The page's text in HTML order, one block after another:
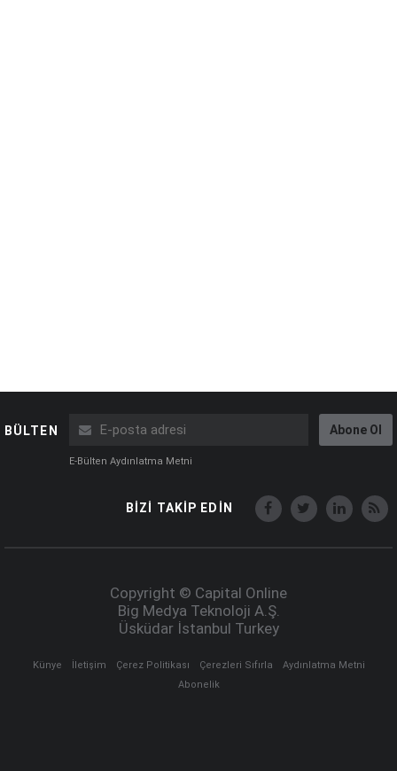
BÜLTEN Abone Ol
E-Bülten Aydınlatma Metni
BİZİ TAKİP EDİN
Copyright © Capital Online
Big Medya Teknoloji A.Ş.
Üsküdar İstanbul Turkey
Künye İletişim Çerez Politikası Çerezleri Sıfırla
Aydınlatma Metni
Abonelik